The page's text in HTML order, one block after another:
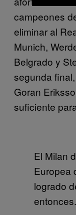
campeones
eliminar al
Munich,
Belgrado y
segunda
Goran
suficiente
El Milan
Europea
logrado